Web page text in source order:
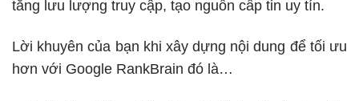
tăng lưu lượng truy cập, tạo nguồn cấp tin uy tín.
Lời khuyên của bạn khi xây dựng nội dung để tối ưu
hơn với Google RankBrain đó là…